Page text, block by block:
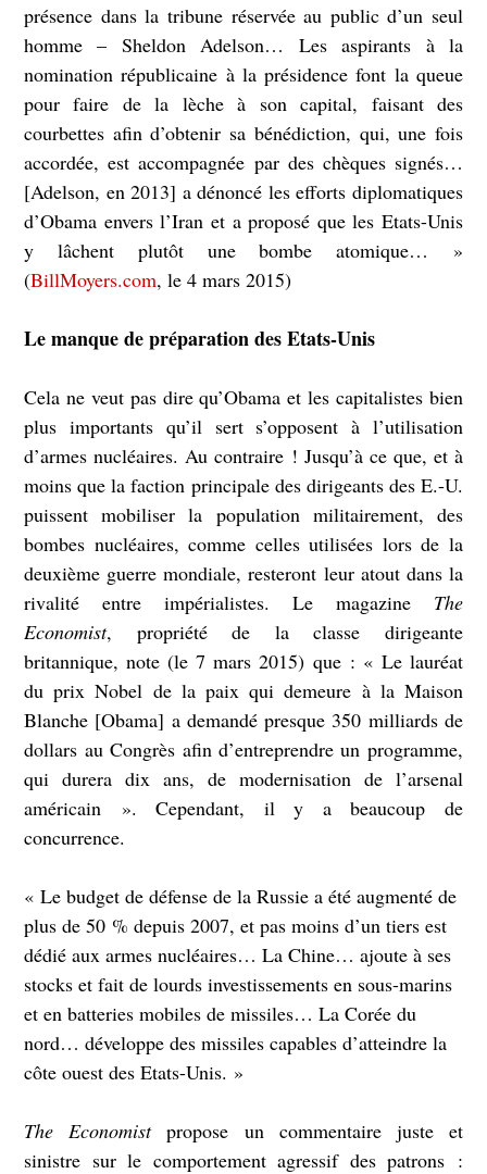
présence dans la tribune réservée au public d’un seul
homme – Sheldon Adelson… Les aspirants à la
nomination républicaine à la présidence font la queue
pour faire de la lèche à son capital, faisant des
courbettes afin d’obtenir sa bénédiction, qui, une fois
accordée, est accompagnée par des chèques signés…
[Adelson, en 2013] a dénoncé les efforts diplomatiques
d’Obama envers l’Iran et a proposé que les Etats-Unis
y lâchent plutôt une bombe atomique… »
(BillMoyers.com, le 4 mars 2015)
Le manque de préparation des Etats-Unis
Cela ne veut pas dire qu’Obama et les capitalistes bien
plus importants qu’il sert s’opposent à l’utilisation
d’armes nucléaires. Au contraire ! Jusqu’à ce que, et à
moins que la faction principale des dirigeants des E.-U.
puissent mobiliser la population militairement, des
bombes nucléaires, comme celles utilisées lors de la
deuxième guerre mondiale, resteront leur atout dans la
rivalité entre impérialistes. Le magazine The
Economist, propriété de la classe dirigeante
britannique, note (le 7 mars 2015) que : « Le lauréat
du prix Nobel de la paix qui demeure à la Maison
Blanche [Obama] a demandé presque 350 milliards de
dollars au Congrès afin d’entreprendre un programme,
qui durera dix ans, de modernisation de l’arsenal
américain ». Cependant, il y a beaucoup de
concurrence.
« Le budget de défense de la Russie a été augmenté de
plus de 50 % depuis 2007, et pas moins d’un tiers est
dédié aux armes nucléaires… La Chine… ajoute à ses
stocks et fait de lourds investissements en sous-marins
et en batteries mobiles de missiles… La Corée du
nord… développe des missiles capables d’atteindre la
côte ouest des Etats-Unis. »
The Economistpropose un commentaire juste et
sinistre sur le comportement agressif des patrons :